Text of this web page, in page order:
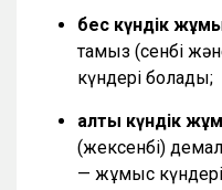
бес күндік
тамыз (сенбі
күндері болады;
алты күндік
(жексенбі)
— жұмыс